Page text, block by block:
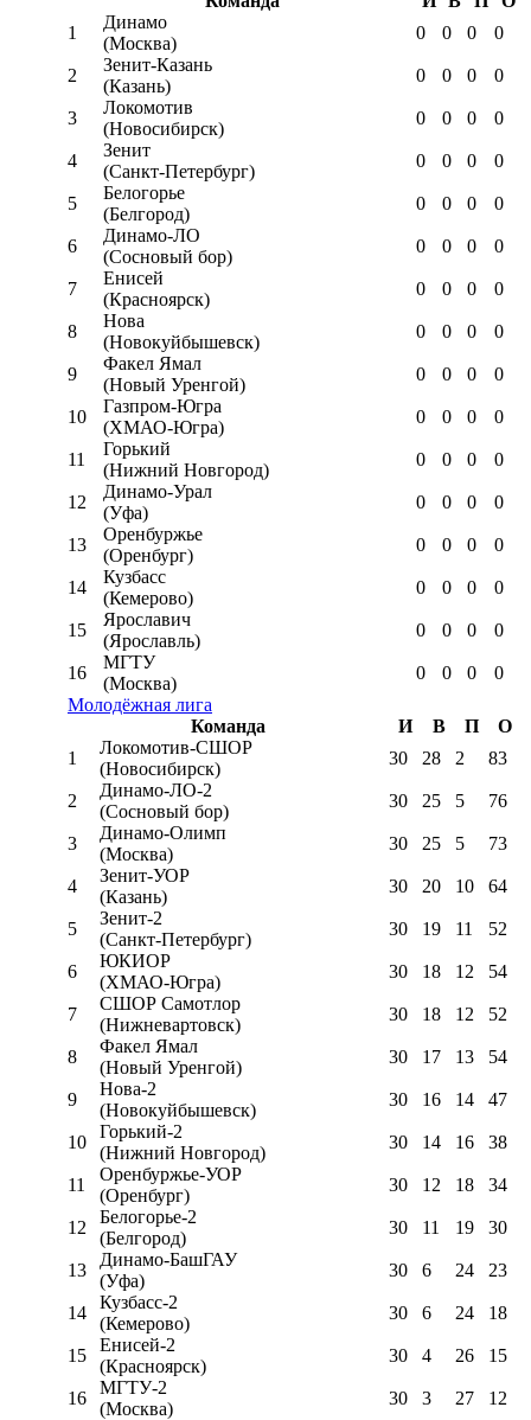
1
Динамо
(Москва)
0 0 0 0
2
Зенит-Казань
(Казань)
0 0 0 0
3
Локомотив
(Новосибирск)
0 0 0 0
4
Зенит
(Санкт-Петербург)
0 0 0 0
5
Белогорье
(Белгород)
0 0 0 0
6
Динамо-ЛО
(Сосновый бор)
0 0 0 0
7
Енисей
(Красноярск)
0 0 0 0
8
Нова
(Новокуйбышевск)
0 0 0 0
9
Факел Ямал
(Новый Уренгой)
0 0 0 0
10
Газпром-Югра
(ХМАО-Югра)
0 0 0 0
11
Горький
(Нижний Новгород)
0 0 0 0
12
Динамо-Урал
(Уфа)
0 0 0 0
13
Оренбуржье
(Оренбург)
0 0 0 0
14
Кузбасс
(Кемерово)
0 0 0 0
15
Ярославич
(Ярославль)
0 0 0 0
16
МГТУ
(Москва)
0 0 0
0
Молодёжная лига
Команда
И В П
О
1
Локомотив-CШОР
(Новосибирск)
30 28 2 83
2
Динамо-ЛО-2
(Сосновый бор)
30 25 5 76
3
Динамо-Олимп
(Москва)
30 25 5 73
4
Зенит-УОР
(Казань)
30 20 10 64
5
Зенит-2
(Санкт-Петербург)
30 19 11 52
6
ЮКИОР
(ХМАО-Югра)
30 18 12 54
7
СШОР Самотлор
(Нижневартовск)
30 18 12 52
8
Факел Ямал
(Новый Уренгой)
30 17 13 54
9
Нова-2
(Новокуйбышевск)
30 16 14 47
10
Горький-2
(Нижний Новгород)
30 14 16 38
11
Оренбуржье-УОР
(Оренбург)
30 12 18 34
12
Белогорье-2
(Белгород)
30 11 19 30
13
Динамо-БашГАУ
(Уфа)
30 6 24 23
14
Кузбасс-2
(Кемерово)
30 6 24 18
15
Енисей-2
(Красноярск)
30 4 26 15
16
МГТУ-2
(Москва)
30 3 27 12